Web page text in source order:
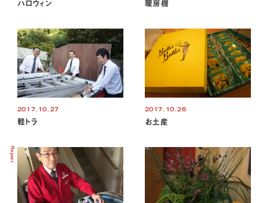
ハロウィン 暖房機
2017.10.27
軽トラ
2017.10.26
お土産
Repair